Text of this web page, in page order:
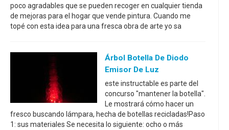
poco agradables que se pueden recoger en cualquier tienda
de mejoras para el hogar que vende pintura. Cuando me
topé con esta idea para una fresca obra de arte yo sa
Árbol Botella De Diodo
Emisor De Luz
este instructable es parte del
concurso "mantener la botella".
Le mostrará cómo hacer un
fresco buscando lámpara, hecha de botellas recicladas!Paso
1: sus materiales Se necesita lo siguiente: ocho o más